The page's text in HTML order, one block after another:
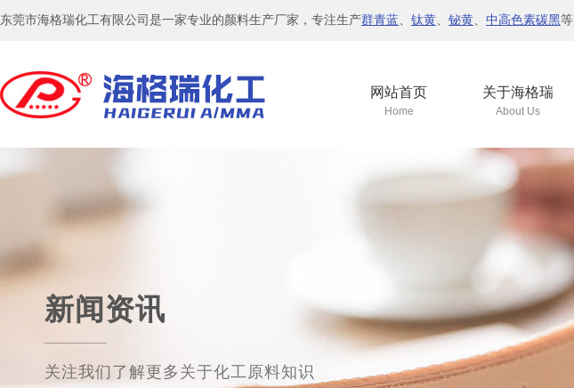
东莞市海格瑞化工有限公司是一家专业的颜料生产厂家，专注生产群青蓝、 钛黄、 铋黄、 中高色素碳黑等
网站首页
Home
关于海格瑞
About Us
新闻资讯
关注我们了解更多关于化工原料知识